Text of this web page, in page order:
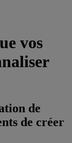
vos
de
de créer